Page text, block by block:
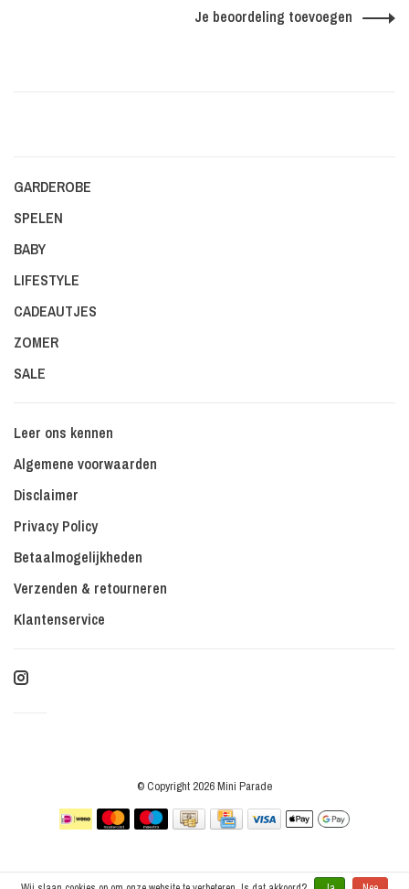
Je beoordeling toevoegen
GARDEROBE
SPELEN
BABY
LIFESTYLE
CADEAUTJES
ZOMER
SALE
Leer ons kennen
Algemene voorwaarden
Disclaimer
Privacy Policy
Betaalmogelijkheden
Verzenden & retourneren
Klantenservice
© Copyright 2026 Mini Parade